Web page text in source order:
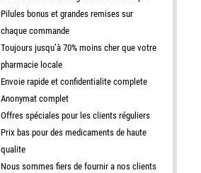
Pilules bonus et grandes remises sur
chaque commande
Toujours jusqu’à 70% moins cher que votre
pharmacie locale
Envoie rapide et confidentialite complete
Anonymat complet
Offres spéciales pour les clients réguliers
Prix bas pour des medicaments de haute
qualite
Nous sommes fiers de fournir a nos clients